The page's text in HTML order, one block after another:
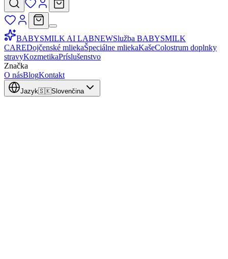
BABYSMILK AI LABNEWSlužba BABYSMILK
CAREDojčenské mliekaŠpeciálne mliekaKašeColostrum doplnky
stravyKozmetikaPríslušenstvo
Značka
O násBlogKontakt
Jazyk🇸🇰Slovenčina